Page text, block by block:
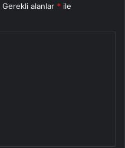
Gerekli alanlar * ile